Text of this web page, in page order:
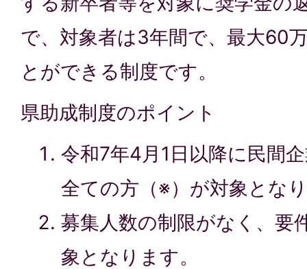
で、対象者は3年間で、最大60
とができる制度です。
県助成制度のポイント
令和7年4月1日以降に民間
全ての方（※）が対象とな
募集人数の制限がなく、要
象となります。